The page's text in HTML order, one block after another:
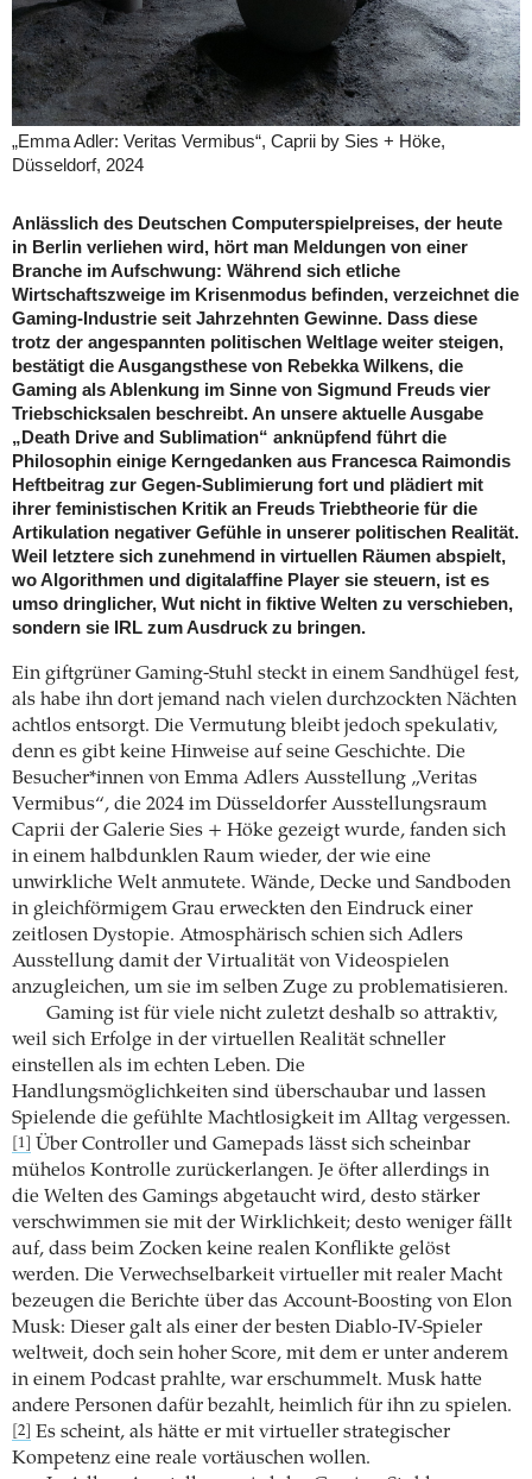
„Emma Adler: Veritas Vermibus“, Caprii by Sies + Höke,
Düsseldorf, 2024
Anlässlich des Deutschen Computerspielpreises, der heute
in Berlin verliehen wird, hört man Meldungen von einer
Branche im Aufschwung: Während sich etliche
Wirtschaftszweige im Krisenmodus befinden, verzeichnet die
Gaming-Industrie seit Jahrzehnten Gewinne. Dass diese
trotz der angespannten politischen Weltlage weiter steigen,
bestätigt die Ausgangsthese von Rebekka Wilkens, die
Gaming als Ablenkung im Sinne von Sigmund Freuds vier
Triebschicksalen beschreibt. An unsere aktuelle Ausgabe
„Death Drive and Sublimation“ anknüpfend führt die
Philosophin einige Kerngedanken aus Francesca Raimondis
Heftbeitrag zur Gegen-Sublimierung fort und plädiert mit
ihrer feministischen Kritik an Freuds Triebtheorie für die
Artikulation negativer Gefühle in unserer politischen Realität.
Weil letztere sich zunehmend in virtuellen Räumen abspielt,
wo Algorithmen und digitalaffine Player sie steuern, ist es
umso dringlicher, Wut nicht in fiktive Welten zu verschieben,
sondern sie IRL zum Ausdruck zu bringen.
Ein giftgrüner Gaming-Stuhl steckt in einem Sandhügel fest,
als habe ihn dort jemand nach vielen durchzockten Nächten
achtlos entsorgt. Die Vermutung bleibt jedoch spekulativ,
denn es gibt keine Hinweise auf seine Geschichte. Die
Besucher*innen von Emma Adlers Ausstellung „Veritas
Vermibus“, die 2024 im Düsseldorfer Ausstellungsraum
Caprii der Galerie Sies + Höke gezeigt wurde, fanden sich
in einem halbdunklen Raum wieder, der wie eine
unwirkliche Welt anmutete. Wände, Decke und Sandboden
in gleichförmigem Grau erweckten den Eindruck einer
zeitlosen Dystopie. Atmosphärisch schien sich Adlers
Ausstellung damit der Virtualität von Videospielen
anzugleichen, um sie im selben Zuge zu problematisieren.
Gaming ist für viele nicht zuletzt deshalb so attraktiv,
weil sich Erfolge in der virtuellen Realität schneller
einstellen als im echten Leben. Die
Handlungsmöglichkeiten sind überschaubar und lassen
Spielende die gefühlte Machtlosigkeit im Alltag vergessen.
[1]
Über Controller und Gamepads lässt sich scheinbar
mühelos Kontrolle zurückerlangen. Je öfter allerdings in
die Welten des Gamings abgetaucht wird, desto stärker
verschwimmen sie mit der Wirklichkeit; desto weniger fällt
auf, dass beim Zocken keine realen Konflikte gelöst
werden. Die Verwechselbarkeit virtueller mit realer Macht
bezeugen die Berichte über das Account-Boosting von Elon
Musk: Dieser galt als einer der besten Diablo-IV-Spieler
weltweit, doch sein hoher Score, mit dem er unter anderem
in einem Podcast prahlte, war erschummelt. Musk hatte
andere Personen dafür bezahlt, heimlich für ihn zu spielen.
[2]
Es scheint, als hätte er mit virtueller strategischer
Kompetenz eine reale vortäuschen wollen.